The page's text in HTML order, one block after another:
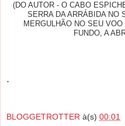
(DO AUTOR - O CABO
SERRA DA ARRÁBIDA NO
MERGULHÃO NO SEU
FUNDO, A
.
BLOGGETROTTER à(s) 00:01